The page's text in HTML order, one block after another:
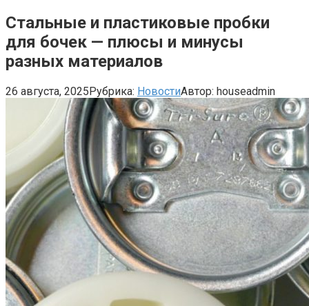
Стальные и пластиковые пробки
для бочек — плюсы и минусы
разных материалов
26 августа, 2025Рубрика: НовостиАвтор: houseadmin